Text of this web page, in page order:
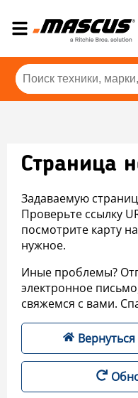
Страница
Задаваемую
Проверьте ссылку
посмотрите карту
нужное.
Иные проблемы?
электронное
свяжемся с вами.